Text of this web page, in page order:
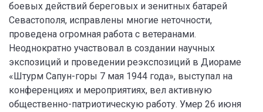
боевых действий береговых и зенитных батарей
Севастополя, исправлены многие неточности,
проведена огромная работа с ветеранами.
Неоднократно участвовал в создании научных
экспозиций и проведении реэкспозиций в Диораме
«Штурм Сапун-горы 7 мая 1944 года», выступал на
конференциях и мероприятиях, вел активную
общественно-патриотическую работу. Умер 26 июня